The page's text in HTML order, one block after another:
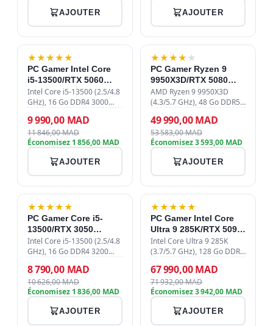
AJOUTER AJOUTER
★★★★★
PC Gamer Intel Core
i5-13500/RTX 5060
8GB/16GB
DDR4/512GB SSD
Intel Core i5-13500 (2.5/4.8
GHz), 16 Go DDR4 3000
ASUS Dual RTX 5060 8 Go
GDDR7, aircooler Connect
Frost FRGB, alimentation
9 990,00 MAD
11 846,00 MAD
Économisez 1 856,00 MAD
AJOUTER
★★★★ ★
PC Gamer Ryzen 9
9950X3D/RTX 5080
16GB/48GB DDR5/4TB
SSD
AMD Ryzen 9 9950X3D
(4.3/5.7 GHz), 48 Go DDR5
ASUS ProArt RTX 5080 16
Go GDDR7, watercooling
360mm, alimentation
49 990,00 MAD
53 583,00 MAD
Économisez 3 593,00 MAD
AJOUTER
★★★★★
PC Gamer Core i5-
13500/RTX 3050
8GB/16GB
DDR4/512GB SSD
Intel Core i5-13500 (2.5/4.8
GHz), 16 Go DDR4 3200
PCIe 4.0, ASUS Dual RTX
3050 8 Go GDDR6,
refroidissement Connect
8 790,00 MAD
10 626,00 MAD
Économisez 1 836,00 MAD
AJOUTER
★★★★★
PC Gamer Intel Core
Ultra 9 285K/RTX 5090
32GB/128GB
DDR5/1TB SSD
Intel Core Ultra 9 285K
(3.7/5.7 GHz), 128 Go DDR5
PCIe 4.0, RTX 5090 32 Go
GDDR7, watercooling MSI
MAG CORELIQUID A15 360,
67 990,00 MAD
71 932,00 MAD
Économisez 3 942,00 MAD
AJOUTER